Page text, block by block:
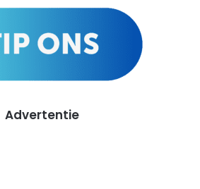
Advertentie